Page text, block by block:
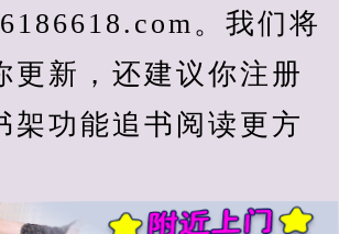
。我们将
更新，还建议你注册
架功能追书阅读更方